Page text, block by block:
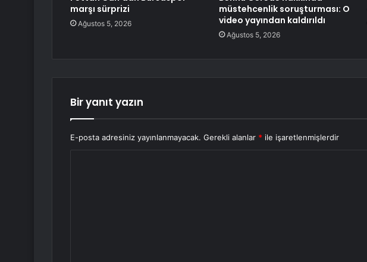
marşı sürprizi
Ağustos 5, 2026
müstehcenlik soruşturması: O
video yayından kaldırıldı
Ağustos 5, 2026
Bir yanıt yazın
E-posta adresiniz yayınlanmayacak. Gerekli alanlar * ile işaretlenmişlerdir